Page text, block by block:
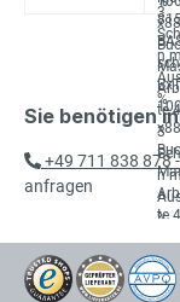
Sie benötigen
+49 711 838 878
anfragen